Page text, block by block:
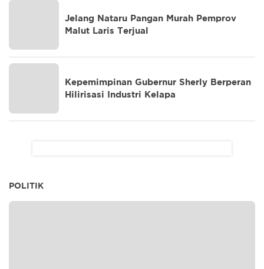
Jelang Nataru Pangan Murah Pemprov
Malut Laris Terjual
Kepemimpinan Gubernur Sherly Berperan
Hilirisasi Industri Kelapa
POLITIK